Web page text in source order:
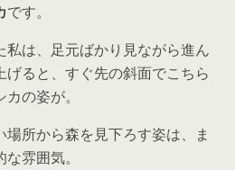
です。
は、足元ばかり見ながら進ん
ると、すぐ先の斜面でこちら
の姿が。
所から森を見下ろす姿は、ま
雰囲気。